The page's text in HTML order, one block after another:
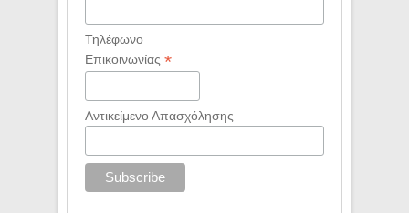
Τηλέφωνο
Επικοινωνίας *
Αντικείμενο Απασχόλησης